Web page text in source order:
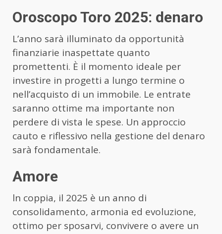
Oroscopo Toro 2025: denaro
L’anno sarà illuminato da opportunità
finanziarie inaspettate quanto
promettenti. È il momento ideale per
investire in progetti a lungo termine o
nell’acquisto di un immobile. Le entrate
saranno ottime ma importante non
perdere di vista le spese. Un approccio
cauto e riflessivo nella gestione del denaro
sarà fondamentale.
Amore
ln coppia, il 2025 è un anno di
consolidamento, armonia ed evoluzione,
ottimo per sposarvi, convivere o avere un